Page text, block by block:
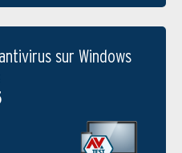
sur Windows